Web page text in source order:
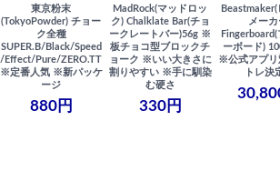
東京粉末
(TokyoPowder) チョー
ク全種
SUPER.B/Black/Speed
/Effect/Pure/ZERO.TT
※定番人気 ※新パッケ
ージ
880円
MadRock(マッドロッ
ク) Chalklate Bar(チョ
ークレートバー)56g ※
板チョコ型ブロックチ
ョーク ※いい大きさに
割りやすい ※手に馴染
む硬さ
330円
メーカ
ーボード)
※公式アプ
トレ決